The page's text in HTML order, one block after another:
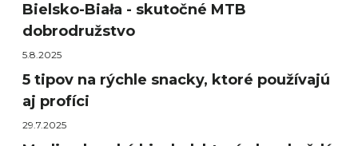
Bielsko-Biała - skutočné MTB
dobrodružstvo
5.8.2025
5 tipov na rýchle snacky, ktoré používajú
aj profíci
29.7.2025